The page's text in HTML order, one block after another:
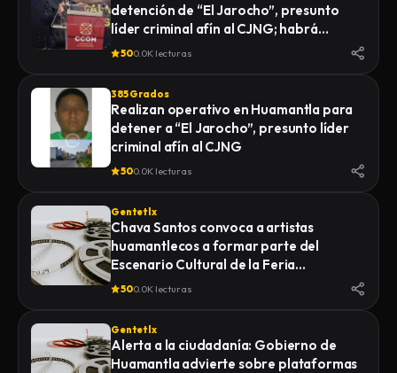
LA FISCALÍA GENERAL DE JUSTICIA DEL
ESTADO (FGJE) INICIÓ UNA CARPETA DE
INVESTIGACIÓN POR EL DELITO DE
HOMICIDIO CALIFICADO EN CONTRA DE
QUIEN O QUIENES RESULTEN
RESPONSABLES
detención de “El Jarocho”, presunto
líder criminal afín al CJNG; habrá
vigilancia 48 horas en Huamantla
500.0K lecturas
385 Grados
Realizan operativo en Huamantla para
detener a “El Jarocho”, presunto líder
criminal afín al CJNG
500.0K lecturas
Gentetlx
Chava Santos convoca a artistas
huamantlecos a formar parte del
Escenario Cultural de la Feria
Internacional del Arte Efímero y la Dalia
500.0K lecturas
Gentetlx
Alerta a la ciudadanía: Gobierno de
Huamantla advierte sobre plataformas